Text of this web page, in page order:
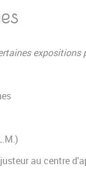
expositions
au centre